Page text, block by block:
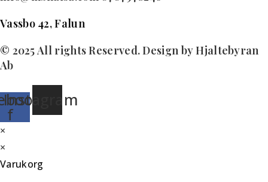
Vassbo 42, Falun
© 2025 All rights Reserved. Design by Hjaltebyran
Ab
f
Instagram
×
×
Varukorg